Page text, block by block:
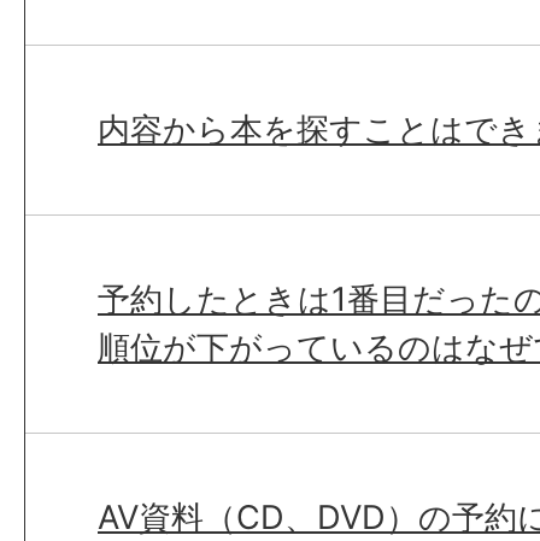
内容から本を探すことはで
予約したときは1番目だった
順位が下がっているのはな
AV資料（CD、DVD）の予約